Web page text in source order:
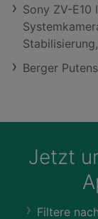
Sony ZV-E10
Berger
Jetzt
Filtere